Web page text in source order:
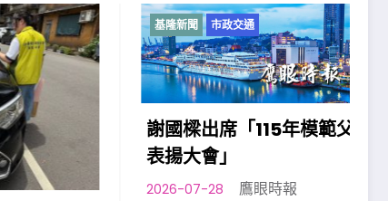
基隆新聞 市政交通
謝國樑出席「115年模範父親
表揚大會」
2026-07-28 鷹眼時報